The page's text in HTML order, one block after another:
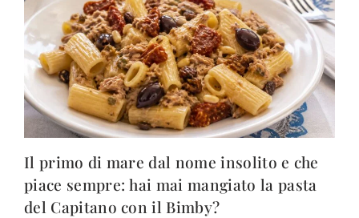
Il primo di mare dal nome insolito e che
piace sempre: hai mai mangiato la pasta
del Capitano con il Bimby?